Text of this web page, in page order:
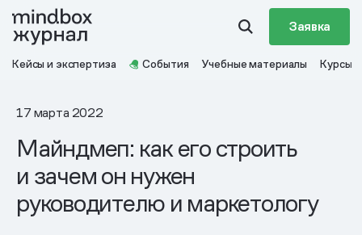
Заявка
Кейсы и экспертиза События Учебные материалы Курсы
17 марта 2022
Майндмеп: как его строить
и зачем он нужен
руководителю и маркетологу